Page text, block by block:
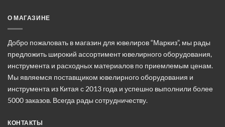
О МАГАЗИНЕ
Добро пожаловать в магазин для ювелиров “Маркиз”, мы рады
предложить широкий ассортимент ювелирного оборудования,
инструмента и расходных материалов по приемлемым ценам.
Мы являемся поставщиком ювелирного оборудования и
инструмента из Китая с 2013 года и успешно выполнили более
5000 заказов. Всегда рады сотрудничеству.
КОНТАКТЫ